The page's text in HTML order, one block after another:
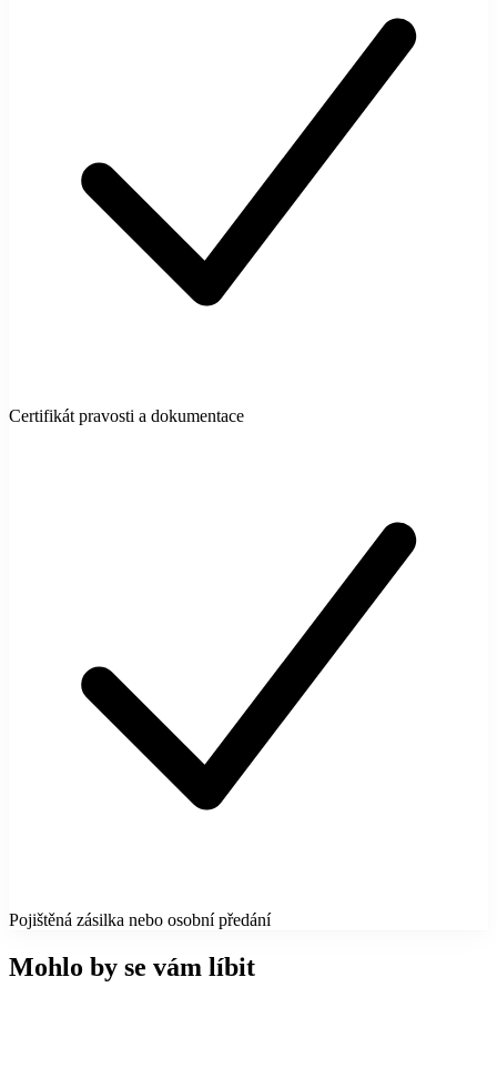
Certifikát pravosti a dokumentace
Pojištěná zásilka nebo osobní předání
Mohlo by se vám líbit